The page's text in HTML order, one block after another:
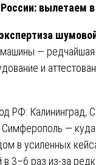
вылетаем в
экспертиза
—
и
РФ: Калининград,
—
в усиленных
3–6 раз из-за